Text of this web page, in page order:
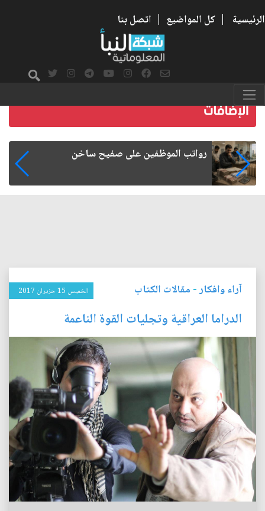
الرئيسية | كل المواضيع | اتصل بنا
هجرة الكفاءات العراقية.. الأسباب والآثار
آراء وافكار- مقالات الكتاب الخميس 15 حزيران 2017
الدراما العراقية وتجليات القوة الناعمة